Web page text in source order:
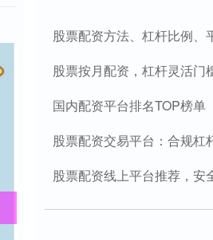
股票配资方法、杠杆比例、
股票按月配资，杠杆灵活门
国内配资平台排名TOP榜单
股票配资交易平台：合规杠
股票配资线上平台推荐，安